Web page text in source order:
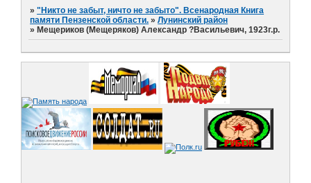
»"Никто не забыт, ничто не забыто". Всенародная Книга
памяти Пензенской области. »Лунинский район
»Мещериков (Мещеряков) Александр ?Васильевич, 1923г.р.